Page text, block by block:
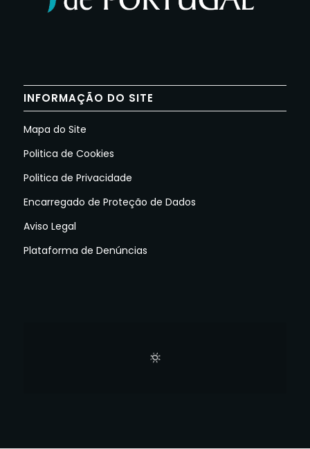
INFORMAÇÃO DO SITE
Mapa do Site
Politica de Cookies
Politica de Privacidade
Encarregado de Proteção de Dados
Aviso Legal
Plataforma de Denúncias